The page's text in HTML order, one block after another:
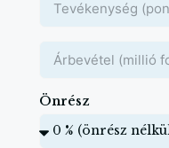
Önrész